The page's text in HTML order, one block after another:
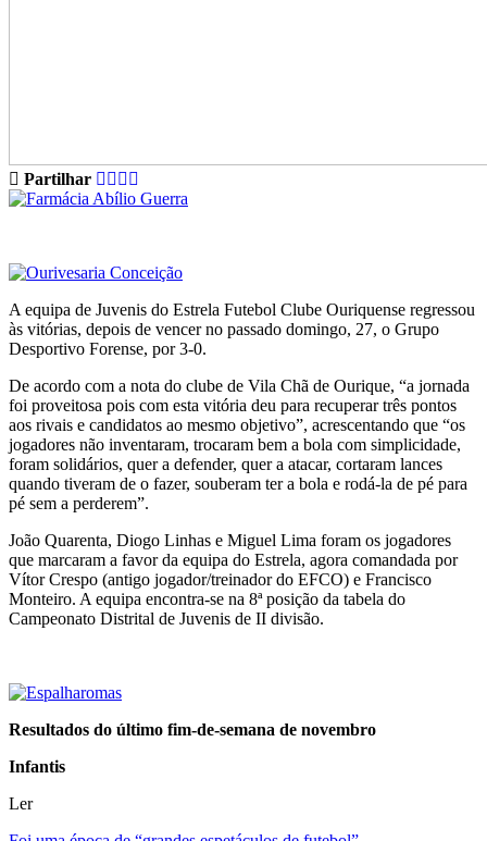
Partilhar
A equipa de Juvenis do Estrela Futebol Clube Ouriquense regressou
às vitórias, depois de vencer no passado domingo, 27, o Grupo
Desportivo Forense, por 3-0.
De acordo com a nota do clube de Vila Chã de Ourique, “a jornada
foi proveitosa pois com esta vitória deu para recuperar três pontos
aos rivais e candidatos ao mesmo objetivo”, acrescentando que “os
jogadores não inventaram, trocaram bem a bola com simplicidade,
foram solidários, quer a defender, quer a atacar, cortaram lances
quando tiveram de o fazer, souberam ter a bola e rodá-la de pé para
pé sem a perderem”.
João Quarenta, Diogo Linhas e Miguel Lima foram os jogadores
que marcaram a favor da equipa do Estrela, agora comandada por
Vítor Crespo (antigo jogador/treinador do EFCO) e Francisco
Monteiro. A equipa encontra-se na 8ª posição da tabela do
Campeonato Distrital de Juvenis de II divisão.
Resultados do último fim-de-semana de novembro
Infantis
Ler